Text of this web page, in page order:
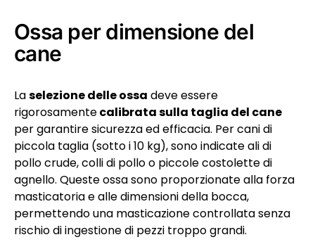
Ossa per dimensione del
cane
Laselezione delle ossa deve essere
rigorosamentecalibrata sulla taglia del cane
per garantire sicurezza ed efficacia. Per cani di
piccola taglia (sotto i 10 kg), sono indicate ali di
pollo crude, colli di pollo o piccole costolette di
agnello. Queste ossa sono proporzionate alla forza
masticatoria e alle dimensioni della bocca,
permettendo una masticazione controllata senza
rischio di ingestione di pezzi troppo grandi.